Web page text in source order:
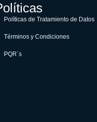
Políticas de Tratamiento de Datos
Términos y Condiciones
PQR´s